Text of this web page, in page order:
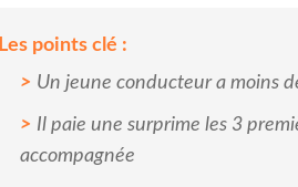
Les points clé :
Un jeune conducteur a moins
Il paie une surprime les 3
accompagnée